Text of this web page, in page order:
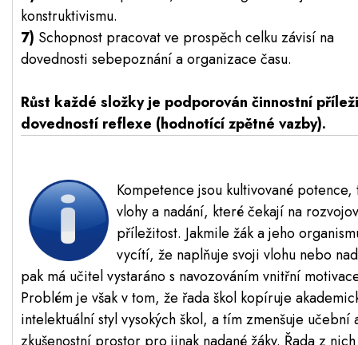
konstruktivismu.
7) Schopnost pracovat ve prospěch celku závisí na
dovednosti sebepoznání a organizace času.
Růst každé složky je podporován činnostní
dovedností reflexe (hodnotící zpětné vazby).
Kompetence jsou kultivované potence,
vlohy a nadání, které čekají na
příležitost. Jakmile žák a jeho
vycítí, že naplňuje svoji vlohu nebo
pak má učitel vystaráno s navozováním vnitřní
Problém je však v tom, že řada škol kopíruje
intelektuální styl vysokých škol, a tím zmenšuje učební